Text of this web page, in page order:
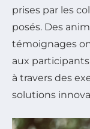
prises par les
posés. Des
témoignages
aux
à travers des
solutions